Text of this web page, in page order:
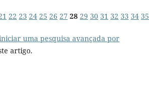
22 23 24 25 26 27 28 29 30 31 32 33 34 35
uma pesquisa avançada por
artigo.